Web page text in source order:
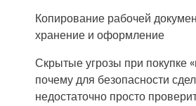
Копирование рабочей
хранение и оформление
Скрытые угрозы при покупке
почему для безопасности
недостаточно просто